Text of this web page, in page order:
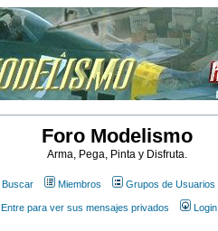
Foro Modelismo
Arma, Pega, Pinta y Disfruta.
Buscar Miembros Grupos de Usuarios
Entre para ver sus mensajes privados Login